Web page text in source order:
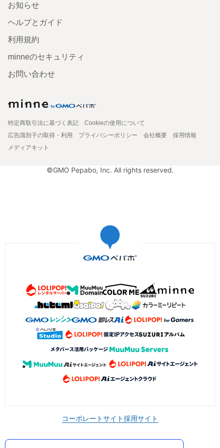
お知らせ
ヘルプとガイド
利用規約
minneのセキュリティ
お問い合わせ
特定商取引法に基づく表記
Cookieの使用について
広告識別子の取得・利用
プライバシーポリシー 会社概要
採用情報
メディアキット
©GMO Pepabo, Inc. All rights reserved.
コーポレートサイト採用サイト